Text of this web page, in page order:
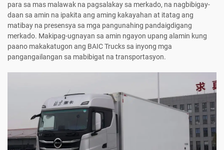
para sa mas malawak na pagsalakay sa merkado, na nagbibigay-
daan sa amin na ipakita ang aming kakayahan at itatag ang
matibay na presensya sa mga pangunahing pandaigdigang
merkado. Makipag-ugnayan sa amin ngayon upang alamin kung
paano makakatugon ang BAIC Trucks sa inyong mga
pangangailangan sa mabibigat na transportasyon.